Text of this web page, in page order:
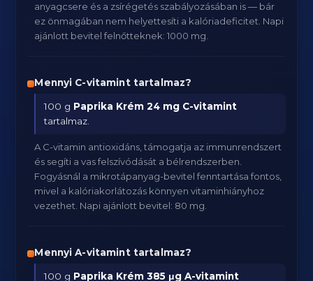
anyagcsere és a zsírégetés szabályozásában is — bár
ez önmagában nem helyettesíti a kalóriadeficitet. Napi
ajánlott bevitel felnőtteknek: 1000 mg.
Mennyi C-vitamint tartalmaz?
100 g Paprika Krém 24 mg C-vitamint
tartalmaz.
A C-vitamin antioxidáns, támogatja az immunrendszert
és segíti a vas felszívódását a bélrendszerben.
Fogyásnál a mikrotápanyag-bevitel fenntartása fontos,
mivel a kalóriakorlátozás könnyen vitaminhiányhoz
vezethet. Napi ajánlott bevitel: 80 mg.
Mennyi A-vitamint tartalmaz?
100 g Paprika Krém 385 μg A-vitamint